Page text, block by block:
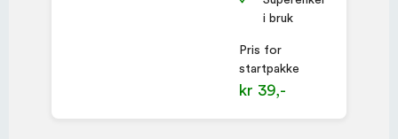
i bruk
Pris for
startpakke
kr 39,-